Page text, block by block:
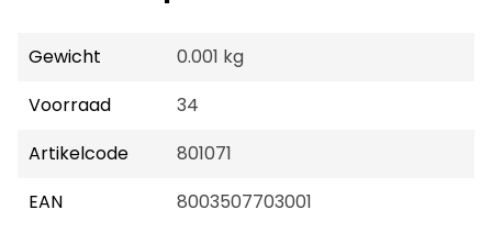
Gewicht
0.001 kg
Voorraad
34
Artikelcode
801071
EAN
8003507703001